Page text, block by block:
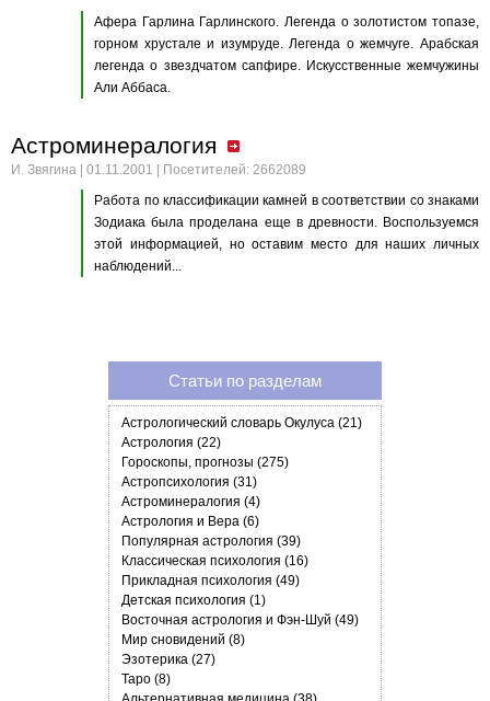
Афера Гарлина Гарлинского. Легенда о золотистом топазе,
горном хрустале и изумруде. Легенда о жемчуге. Арабская
легенда о звездчатом сапфире. Искусственные жемчужины
Али Аббаса.
Астроминералогия
И. Звягина | 01.11.2001 | Посетителей: 2662089
Работа по классификации камней в соответствии со знаками
Зодиака была проделана еще в древности. Воспользуемся
этой информацией, но оставим место для наших личных
наблюдений...
Статьи по разделам
Астрологический словарь Окулуса (21)
Астрология (22)
Гороскопы, прогнозы (275)
Астропсихология (31)
Астроминералогия (4)
Астрология и Вера (6)
Популярная астрология (39)
Классическая психология (16)
Прикладная психология (49)
Детская психология (1)
Восточная астрология и Фэн-Шуй (49)
Мир сновидений (8)
Эзотерика (27)
Таро (8)